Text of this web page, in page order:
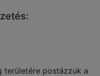
területére postázzuk a